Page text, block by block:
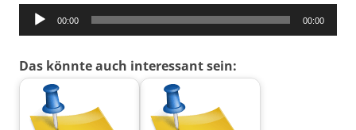
Audio-
00:00 00:00
Das könnte auch interessant sein: